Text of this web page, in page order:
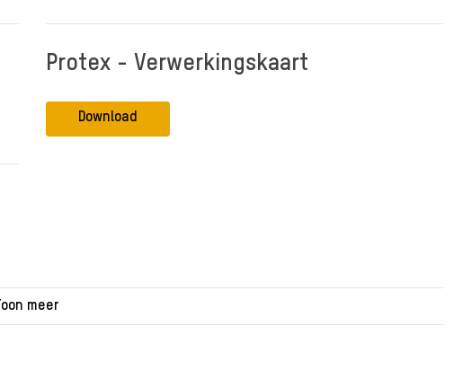
Protex - Verwerkingskaart
Download
Toon meer